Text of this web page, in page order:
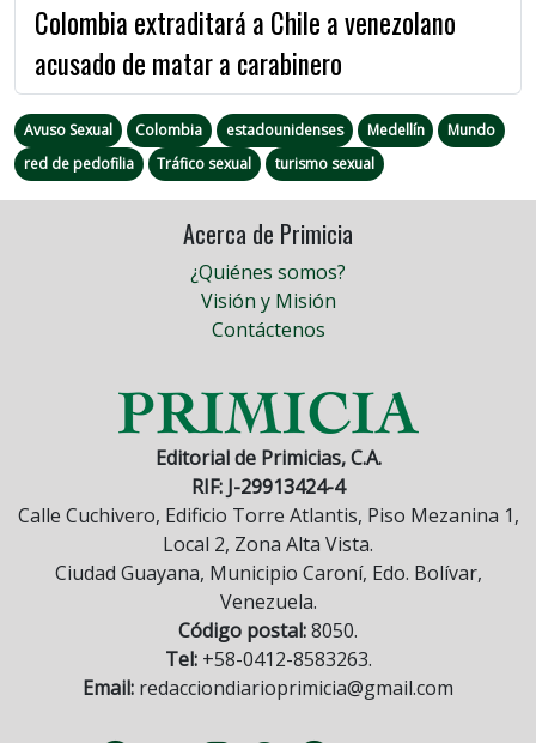
Colombia extraditará a Chile a venezolano
acusado de matar a carabinero
Avuso Sexual Colombia estadounidenses Medellín
Mundo
red de pedofilia
Tráfico sexual turismo sexual
Acerca de Primicia
¿Quiénes somos?
Visión y Misión
Contáctenos
Editorial de Primicias, C.A.
RIF: J-29913424-4
Calle Cuchivero, Edificio Torre Atlantis, Piso Mezanina 1,
Local 2, Zona Alta Vista.
Ciudad Guayana, Municipio Caroní, Edo. Bolívar,
Venezuela.
Código postal:8050.
Tel:+58-0412-8583263.
Email: redacciondiarioprimicia@gmail.com